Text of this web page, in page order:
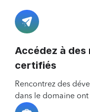
Accédez à
certifiés
Rencontrez des
dans le domaine